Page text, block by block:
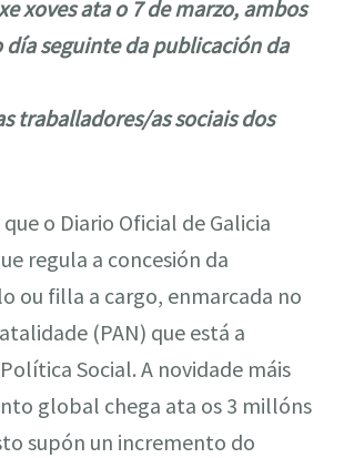
xoves ata o 7 de marzo, ambos
seguinte da publicación da
traballadores/as sociais dos
o Diario Oficial de Galicia
regula a concesión da
ou filla a cargo, enmarcada no
(PAN) que está a
Social. A novidade máis
global chega ata os 3 millóns
supón un incremento do